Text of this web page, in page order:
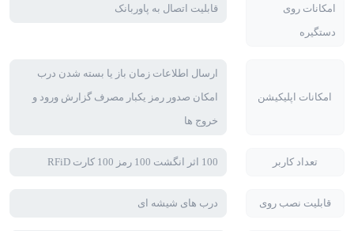
امکانات روی
دستگیره
قابلیت اتصال به پاوربانک
امکانات اپلیکیشن
ارسال اطلاعات زمان باز یا بسته شدن درب
امکان صدور رمز یکبار مصرف گزارش ورود و
خروج ها
تعداد کاربر 100 اثر انگشت 100 رمز 100 کارت‌ RFiD
قابلیت نصب روی درب های شیشه ای